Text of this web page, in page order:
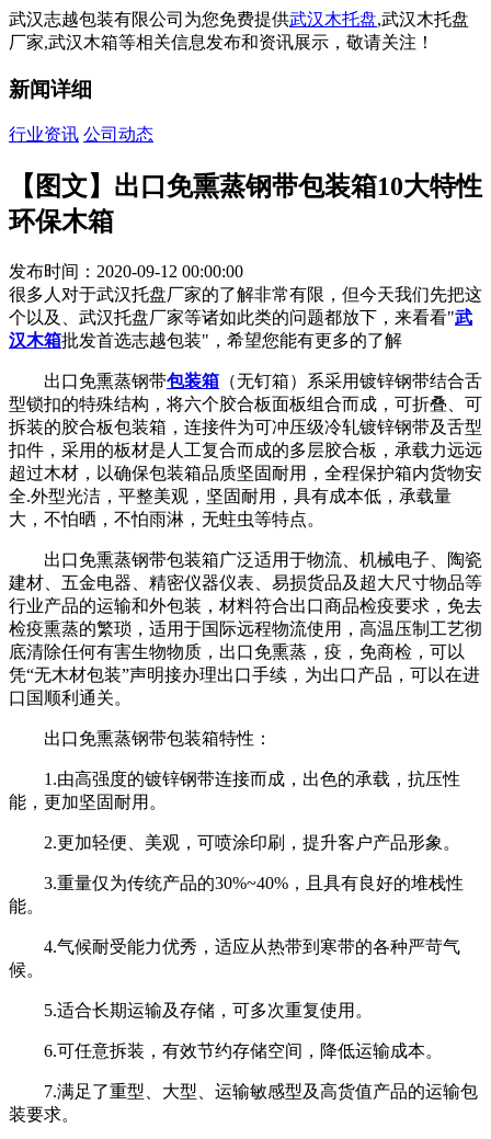
武汉志越包装有限公司为您免费提供武汉木托盘,武汉木托盘
厂家,武汉木箱等相关信息发布和资讯展示，敬请关注！
新闻详细
行业资讯 公司动态
【图文】出口免熏蒸钢带包装箱10大特性
环保木箱
发布时间：2020-09-12 00:00:00
很多人对于武汉托盘厂家的了解非常有限，但今天我们先把这
个以及、武汉托盘厂家等诸如此类的问题都放下，来看看"武
汉木箱批发首选志越包装"，希望您能有更多的了解
出口免熏蒸钢带包装箱 （无钉箱）系采用镀锌钢带结合舌
型锁扣的特殊结构，将六个胶合板面板组合而成，可折叠、可
拆装的胶合板包装箱，连接件为可冲压级冷轧镀锌钢带及舌型
扣件，采用的板材是人工复合而成的多层胶合板，承载力远远
超过木材，以确保包装箱品质坚固耐用，全程保护箱内货物安
全.外型光洁，平整美观，坚固耐用，具有成本低，承载量
大，不怕晒，不怕雨淋，无蛀虫等特点。
出口免熏蒸钢带包装箱广泛适用于物流、机械电子、陶瓷
建材、五金电器、精密仪器仪表、易损货品及超大尺寸物品等
行业产品的运输和外包装，材料符合出口商品检疫要求，免去
检疫熏蒸的繁琐，适用于国际远程物流使用，高温压制工艺彻
底清除任何有害生物物质，出口免熏蒸，疫，免商检，可以
凭“无木材包装”声明接办理出口手续，为出口产品，可以在进
口国顺利通关。
出口免熏蒸钢带包装箱特性：
1.由高强度的镀锌钢带连接而成，出色的承载，抗压性
能，更加坚固耐用。
2.更加轻便、美观，可喷涂印刷，提升客户产品形象。
3.重量仅为传统产品的30%~40%，且具有良好的堆栈性
能。
4.气候耐受能力优秀，适应从热带到寒带的各种严苛气
候。
5.适合长期运输及存储，可多次重复使用。
6.可任意拆装，有效节约存储空间，降低运输成本。
7.满足了重型、大型、运输敏感型及高货值产品的运输包
装要求。